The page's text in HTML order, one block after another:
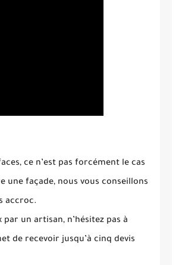
ce n’est pas forcément le cas
façade, nous vous conseillons
accroc.
un artisan, n’hésitez pas à
de recevoir jusqu’à cinq devis